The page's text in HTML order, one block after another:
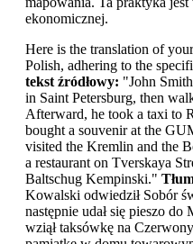
ekonomicznej.
Here is the translation of
Polish, adhering to the
tekst źródłowy: "John
in Saint Petersburg, then
Afterward, he took a taxi to
bought a souvenir at the
visited the Kremlin and the
a restaurant on Tverskaya
Baltschug Kempinski."
Kowalski odwiedził Sobór
następnie udał się pieszo
wziął taksówkę na